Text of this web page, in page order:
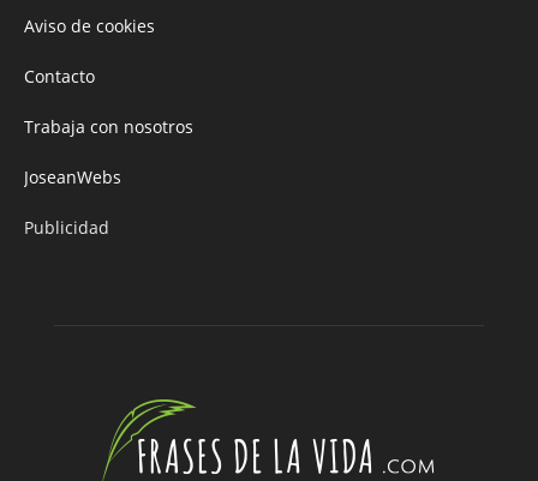
Aviso de cookies
Contacto
Trabaja con nosotros
JoseanWebs
Publicidad